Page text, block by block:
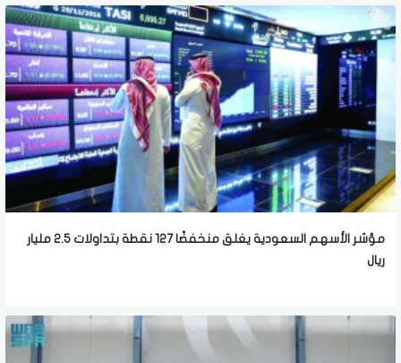
مؤشر الأسهم السعودية يغلق منخفضًا 127 نقطة بتداولات 2.5 مليار
ريال